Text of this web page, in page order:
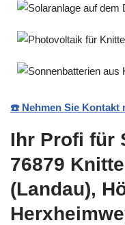
☎️ Nehmen Sie Kontakt
Ihr Profi für
76879
(Landau),